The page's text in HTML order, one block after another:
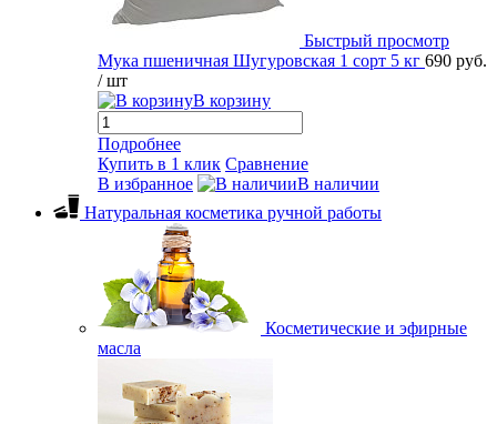
Быстрый просмотр
Мука пшеничная Шугуровская 1 сорт 5 кг 690 руб.
/ шт
В корзину
Подробнее
Купить в 1 клик Сравнение
В избранное
В наличии
Натуральная косметика ручной работы
Косметические и эфирные
масла